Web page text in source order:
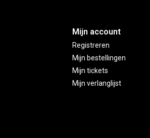
Mijn account
Registreren
Mijn bestellingen
Mijn tickets
Mijn verlanglijst